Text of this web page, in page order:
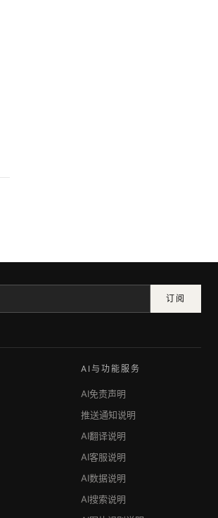
订阅
AI与功能服务
AI免责声明
推送通知说明
AI翻译说明
AI客服说明
AI数据说明
AI搜索说明